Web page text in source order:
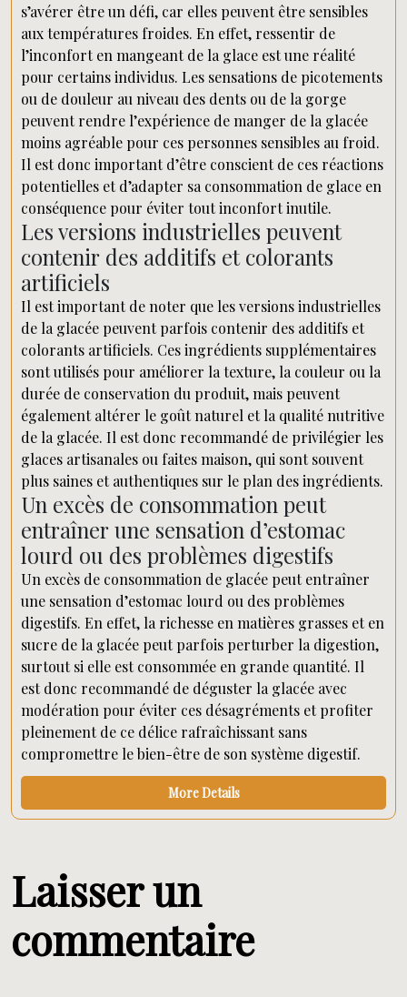
s’avérer être un défi, car elles peuvent être sensibles
aux températures froides. En effet, ressentir de
l’inconfort en mangeant de la glace est une réalité
pour certains individus. Les sensations de picotements
ou de douleur au niveau des dents ou de la gorge
peuvent rendre l’expérience de manger de la glacée
moins agréable pour ces personnes sensibles au froid.
Il est donc important d’être conscient de ces réactions
potentielles et d’adapter sa consommation de glace en
conséquence pour éviter tout inconfort inutile.
Les versions industrielles peuvent
contenir des additifs et colorants
artificiels
Il est important de noter que les versions industrielles
de la glacée peuvent parfois contenir des additifs et
colorants artificiels. Ces ingrédients supplémentaires
sont utilisés pour améliorer la texture, la couleur ou la
durée de conservation du produit, mais peuvent
également altérer le goût naturel et la qualité nutritive
de la glacée. Il est donc recommandé de privilégier les
glaces artisanales ou faites maison, qui sont souvent
plus saines et authentiques sur le plan des ingrédients.
Un excès de consommation peut
entraîner une sensation d’estomac
lourd ou des problèmes digestifs
Un excès de consommation de glacée peut entraîner
une sensation d’estomac lourd ou des problèmes
digestifs. En effet, la richesse en matières grasses et en
sucre de la glacée peut parfois perturber la digestion,
surtout si elle est consommée en grande quantité. Il
est donc recommandé de déguster la glacée avec
modération pour éviter ces désagréments et profiter
pleinement de ce délice rafraîchissant sans
compromettre le bien-être de son système digestif.
More Details
Laisser un
commentaire